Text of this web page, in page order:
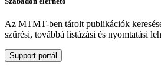
Az MTMT-ben tárolt publikációk
szűrési, továbbá listázási és nyomtatási
Support portál